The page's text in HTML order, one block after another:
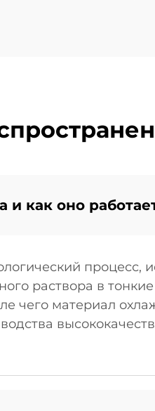
и как оно
процесс,
раствора в
чего материал